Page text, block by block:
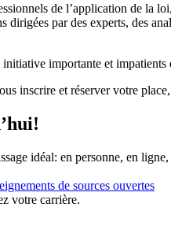
de l’application de la
par des experts, des
importante et
inscrire et réserver votre place,
idéal: en personne, en
votre carrière.